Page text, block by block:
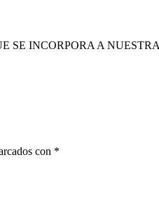
SE INCORPORA A NUESTRA
con *